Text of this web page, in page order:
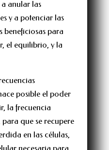
anular las
y a potenciar las
beneficiosas para
el equilibrio, y la
posible el poder
la frecuencia
que se recupere
en las células,
necesaria para